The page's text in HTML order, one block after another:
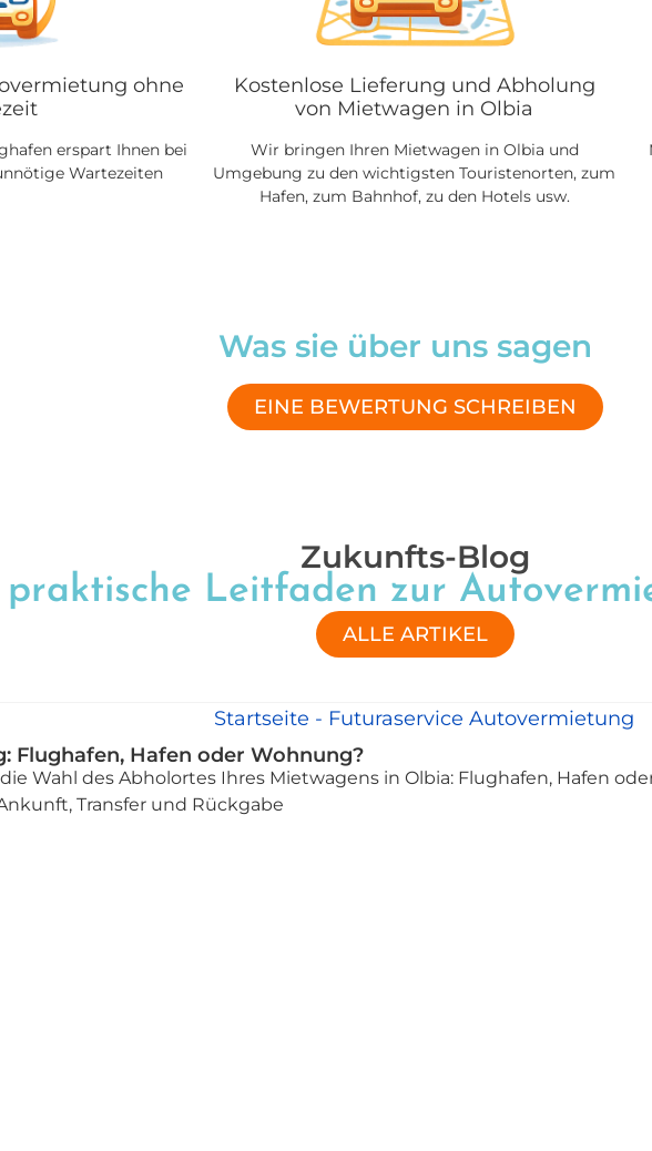
ohne
erspart Ihnen bei
Wartezeiten
Kostenlose Lieferung und Abholung
von Mietwagen in Olbia
Wir bringen Ihren Mietwagen in Olbia und
Umgebung zu den wichtigsten Touristenorten, zum
Hafen, zum Bahnhof, zu den Hotels usw.
Was sie über uns sagen
EINE BEWERTUNG SCHREIBEN
Zukunfts-Blog
praktische Leitfaden zur
ALLE ARTIKEL
Flughafen, Hafen oder Wohnung?
Wahl des Abholortes Ihres Mietwagens in Olbia: Flughafen, Hafen
Transfer und Rückgabe